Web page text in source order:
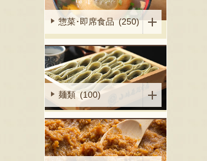
惣菜･即席食品 (250)
麺類 (100)